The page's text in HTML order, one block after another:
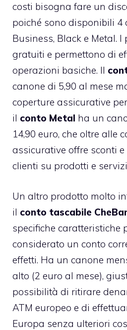
costi bisogna fare un
poiché sono disponibili 4
Business, Black e Metal. I
gratuiti e permettono di
operazioni basiche. Il
canone di 5,90 al mese
coperture assicurative
il conto Metal ha un
14,90 euro, che oltre alle
assicurative offre sconti
clienti su prodotti e
Un altro prodotto molto
il conto tascabile
specifiche caratteristiche
considerato un conto
effetti. Ha un canone
alto (2 euro al mese),
possibilità di ritirare
ATM europeo e di
Europa senza ulteriori